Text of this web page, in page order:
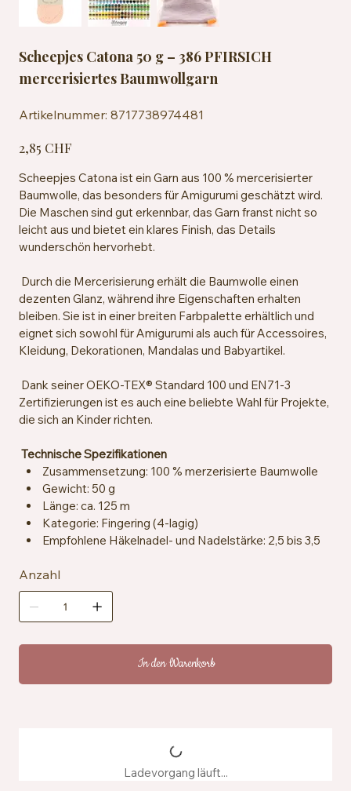
Scheepjes Catona 50 g – 386 PFIRSICH
mercerisiertes Baumwollgarn
Artikelnummer: 8717738974481
8717738974481
2,85 CHF
Scheepjes Catona ist ein Garn aus 100 % mercerisierter
Baumwolle, das besonders für Amigurumi geschätzt wird.
Die Maschen sind gut erkennbar, das Garn franst nicht so
leicht aus und bietet ein klares Finish, das Details
wunderschön hervorhebt.
Durch die Mercerisierung erhält die Baumwolle einen
dezenten Glanz, während ihre Eigenschaften erhalten
bleiben. Sie ist in einer breiten Farbpalette erhältlich und
eignet sich sowohl für Amigurumi als auch für Accessoires,
Kleidung, Dekorationen, Mandalas und Babyartikel.
Dank seiner OEKO-TEX® Standard 100 und EN71-3
Zertifizierungen ist es auch eine beliebte Wahl für Projekte,
die sich an Kinder richten.
Technische Spezifikationen
Zusammensetzung: 100 % merzerisierte Baumwolle
Gewicht: 50 g
Länge: ca. 125 m
Kategorie: Fingering (4-lagig)
Empfohlene Häkelnadel- und Nadelstärke: 2,5 bis 3,5
Maschenprobe: ca. 26 Maschen x 36 Reihen = 10 x 10
cm mit 2,5 mm Nadeln
Zertifizierung: OEKO-TEX® Standard 100, EN71-3
Pflegehinweise: Maschinenwaschbar bei 40 °C
Herstellung: Hergestellt aus recyceltem
Anzahl
In den Warenkorb
Ladevorgang läuft...